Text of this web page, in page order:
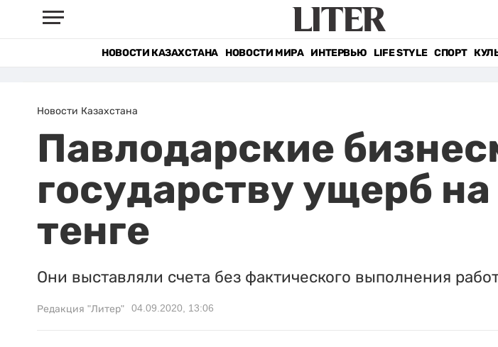
НОВОСТИ КАЗАХСТАНА НОВОСТИ МИРА ИНТЕРВЬЮ LIFE STYLE СПОРТ
Новости Казахстана
Павлодарские
государству ущерб
тенге
Они выставляли счета без фактического выполнения
Редакция "Литер" 04.09.2020, 13:06